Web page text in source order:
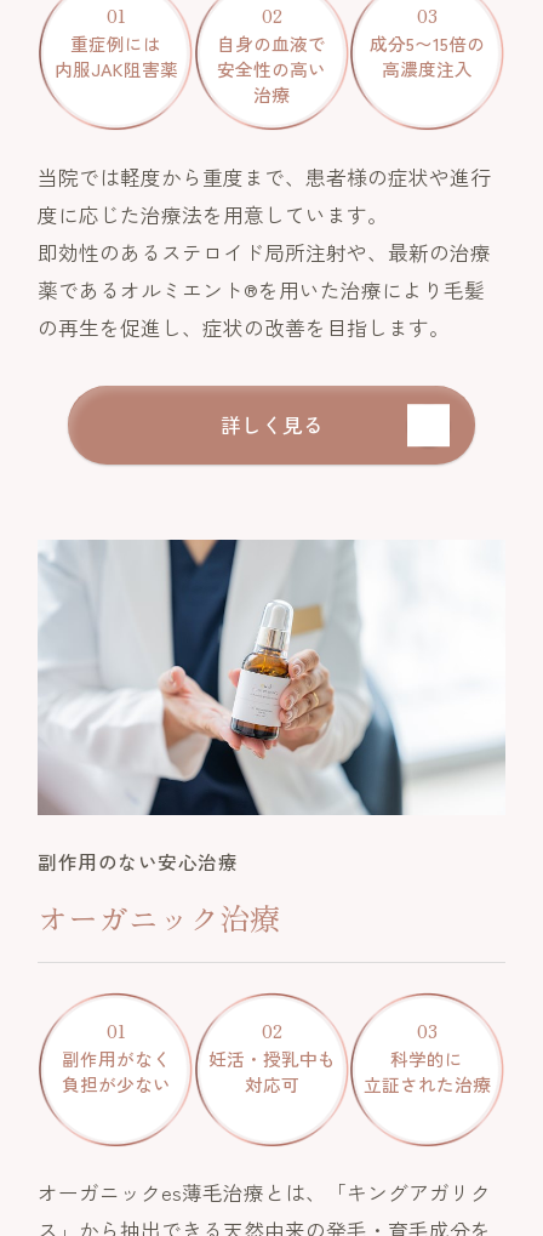
01
重症例には
内服JAK阻害薬
02
自身の血液で
安全性の高い
治療
03
成分5〜15倍の
高濃度注入
当院では軽度から重度まで、患者様の症状や進行
度に応じた治療法を用意しています。
即効性のある ステロイド局所注射や、最新の治療
薬であるオルミエント®を用いた治療により毛髪
の再生を促進し、症状の改善を目指します。
詳しく見る
副作用のない安心治療
オーガニック治療
01
副作用がなく
負担が少ない
02
妊活・授乳中も
対応可
03
科学的に
立証された治療
オーガニックes薄毛治療とは、「キングアガリク